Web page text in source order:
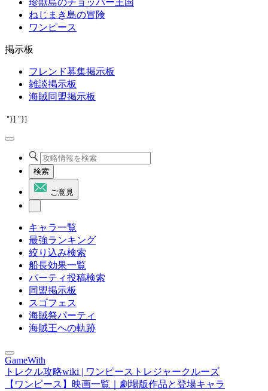
珍獣島のチョッパー王国
ねじまき島の冒険
ワンピース
掲示板
フレンド募集掲示板
雑談掲示板
海賊同盟掲示板
"}] "}]
検索
ご意見
キャラ一覧
最強ランキング
絞り込み検索
船長効果一覧
パーティ投稿検索
同盟掲示板
スゴフェス
海賊祭パーティ
海賊王への軌跡
GameWith
トレクル攻略wiki | ワンピーストレジャークルーズ
【ワンピース】映画一覧｜劇場版作品と登場キャラ